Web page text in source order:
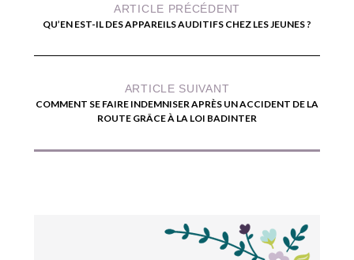
ARTICLE PRÉCÉDENT
QU’EN EST-IL DES APPAREILS AUDITIFS CHEZ LES JEUNES ?
ARTICLE SUIVANT
COMMENT SE FAIRE INDEMNISER APRÈS UN ACCIDENT DE LA
ROUTE GRÂCE À LA LOI BADINTER